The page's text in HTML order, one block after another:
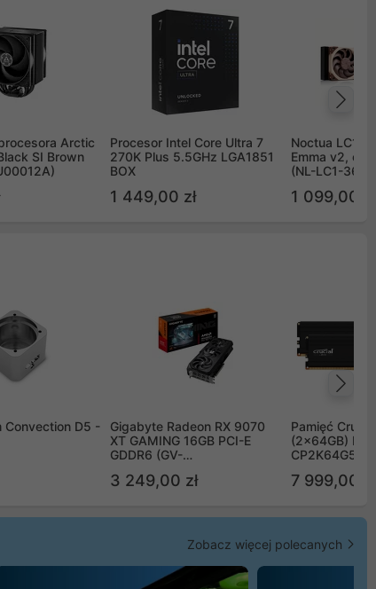
Arctic
SI Brown
Procesor Intel Core Ultra 7
270K Plus 5.5GHz LGA1851
BOX
1 449,00 zł
Noctua LC1
Emma v2,
(NL-LC1-36)
1 099,00 zł
Convection D5 -
Gigabyte Radeon RX 9070
XT GAMING 16GB PCI-E
GDDR6 (GV-
3 249,00 zł
Pamięć
(2x64GB)
7 999,00 zł
Zobacz więcej polecanych